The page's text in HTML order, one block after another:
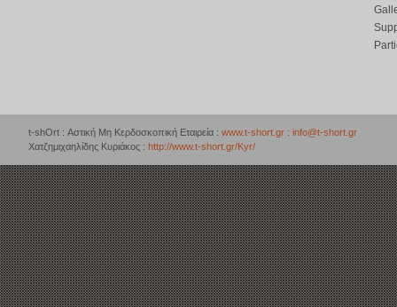
t-shOrt : Αστική Μη Κερδοσκοπική Εταιρεία : www.t-short.gr : info@t-short.gr
Χατζημιχαηλίδης Κυριάκος : http://www.t-short.gr/Kyr/